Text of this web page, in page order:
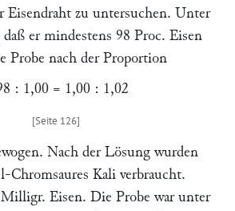
Eisendraht zu untersuchen. Unter
daß er mindestens 98 Proc. Eisen
Probe nach der Proportion
: 1,00 = 1,00 : 1,02
Nach der Lösung wurden
Chromsaures Kali verbraucht.
Eisen. Die Probe war unter